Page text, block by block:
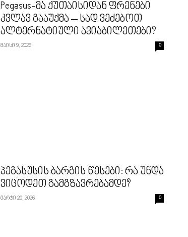
Pegasus-მა ქუთაისიდან ფრენები
კვლავ გააუქმა – სად ვეძებოთ
ალტერნატიული ავიაბილეთები?
მაისი 9, 2026 0
პეგასუსის ბარგის წესები: რა უნდა
ვიცოდეთ გამგზავრებამდე?
მარტი 20, 2026 0